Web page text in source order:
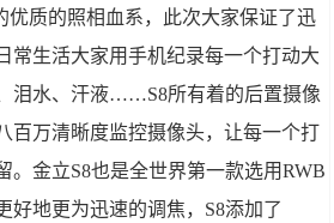
优质的照相血系，此次大家保证了迅
常生活大家用手机纪录每一个打动大
泪水、汗液……S8所有着的后置摄像
百万清晰度监控摄像头，让每一个打
。金立S8也是全世界第一款选用RWB
好地更为迅速的调焦，S8添加了